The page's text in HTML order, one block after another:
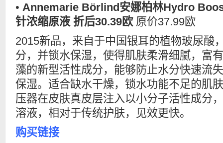
• Annemarie Börlind安娜柏林Hydro
针浓缩原液 折后30.39欧原价37.99欧
2015新品，来自于中国银耳的植物玻尿酸
分，并锁水保湿，使得肌肤柔滑细腻，富
藻的新型活性成分，能够防止水分快速流
保湿。适合缺水干燥，锁水功能不足的肌
压器在皮肤真皮层注入以小分子活性成分
溶液，相对于传统护肤，见效更快。
购买链接